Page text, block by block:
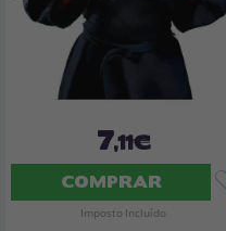
7,11€
COMPRAR
Imposto Incluído